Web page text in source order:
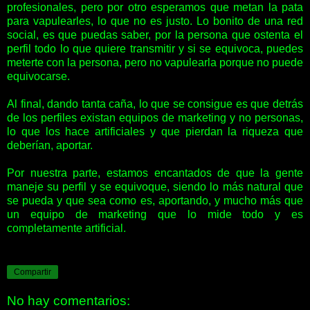
profesionales, pero por otro esperamos que metan la pata
para vapulearles, lo que no es justo. Lo bonito de una red
social, es que puedas saber, por la persona que ostenta el
perfil todo lo que quiere transmitir y si se equivoca, puedes
meterte con la persona, pero no vapulearla porque no puede
equivocarse.
Al final, dando tanta caña, lo que se consigue es que detrás
de los perfiles existan equipos de marketing y no personas,
lo que los hace artificiales y que pierdan la riqueza que
deberían, aportar.
Por nuestra parte, estamos encantados de que la gente
maneje su perfil y se equivoque, siendo lo más natural que
se pueda y que sea como es, aportando, y mucho más que
un equipo de marketing que lo mide todo y es
completamente artificial.
Compartir
No hay comentarios: